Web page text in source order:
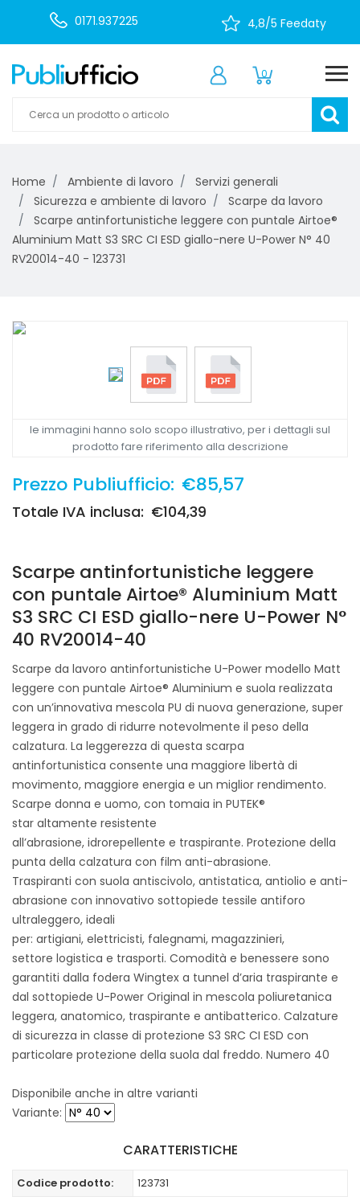
0171.937225 4,8/5 Feedaty
0
Home Ambiente di lavoro
Servizi generali
Sicurezza e ambiente di lavoro
Scarpe da lavoro
Scarpe antinfortunistiche leggere con puntale Airtoe®
Aluminium Matt S3 SRC CI ESD giallo-nere U-Power N° 40
RV20014-40 - 123731
le immagini hanno solo scopo illustrativo, per i dettagli sul
prodotto fare riferimento alla descrizione
Prezzo Publiufficio: €85,57
Totale IVA inclusa: €104,39
Scarpe antinfortunistiche leggere
con puntale Airtoe® Aluminium Matt
S3 SRC CI ESD giallo-nere U-Power N°
40 RV20014-40
Scarpe da lavoro antinfortunistiche U-Power modello Matt
leggere con puntale Airtoe® Aluminium e suola realizzata
con un’innovativa mescola PU di nuova generazione, super
leggera in grado di ridurre notevolmente il peso della
calzatura. La leggerezza di questa scarpa
antinfortunistica consente una maggiore libertà di
movimento, maggiore energia e un miglior rendimento.
Scarpe donna e uomo, con tomaia in PUTEK®
star altamente resistente
all’abrasione, idrorepellente e traspirante. Protezione della
punta della calzatura con film anti-abrasione.
Traspiranti con suola antiscivolo, antistatica, antiolio e anti-
abrasione con innovativo sottopiede tessile antiforo
ultraleggero, ideali
per: artigiani, elettricisti, falegnami, magazzinieri,
settore logistica e trasporti. Comodità e benessere sono
garantiti dalla fodera Wingtex a tunnel d’aria traspirante e
dal sottopiede U-Power Original in mescola poliuretanica
leggera, anatomico, traspirante e antibatterico. Calzature
di sicurezza in classe di protezione S3 SRC CI ESD con
particolare protezione della suola dal freddo. Numero 40
Disponibile anche in altre varianti
Variante:
CARATTERISTICHE
Codice prodotto:
123731